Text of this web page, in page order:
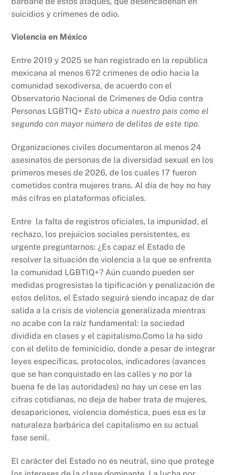
suicidios y crímenes de odio.
Violencia en México
Entre 2019 y 2025 se han registrado en la república
mexicana al menos 672 crímenes de odio hacia la
comunidad sexodiversa, de acuerdo con el
Observatorio Nacional de Crímenes de Odio contra
Personas LGBTIQ+ Esto ubica a nuestro país como el
segundo con mayor número de delitos de este tipo.
Organizaciones civiles documentaron al menos 24
asesinatos de personas de la diversidad sexual en los
primeros meses de 2026, de los cuales 17 fueron
cometidos contra mujeres trans. Al día de hoy no hay
más cifras en plataformas oficiales.
Entre la falta de registros oficiales, la impunidad, el
rechazo, los prejuicios sociales persistentes, es
urgente preguntarnos: ¿Es capaz el Estado de
resolver la situación de violencia a la que se enfrenta
la comunidad LGBTIQ+? Aún cuando pueden ser
medidas progresistas la tipificación y penalización de
estos delitos, el Estado seguirá siendo incapaz de dar
salida a la crisis de violencia generalizada mientras
no acabe con la raíz fundamental: la sociedad
dividida en clases y el capitalismo.Como la ha sido
con el delito de feminicidio, donde a pesar de integrar
leyes específicas, protocolos, indicadores (avances
que se han conquistado en las calles y no por la
buena fe de las autoridades) no hay un cese en las
cifras cotidianas, no deja de haber trata de mujeres,
desapariciones, violencia doméstica, pues esa es la
naturaleza barbárica del capitalismo en su actual
fase senil.
El carácter del Estado no es neutral, sino que protege